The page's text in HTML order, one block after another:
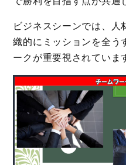
ビジネスシーンでは、人
織的にミッションを全う
ークが重要視されていま